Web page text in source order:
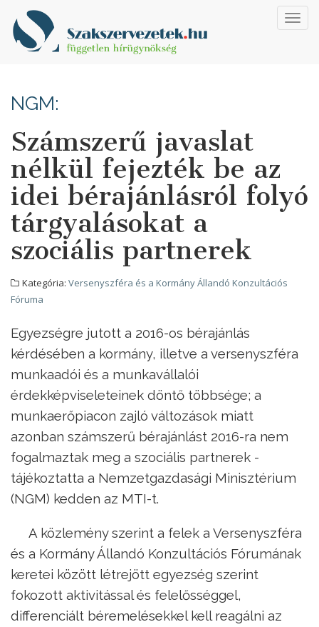
NGM:
Számszerű javaslat
nélkül fejezték be az
idei bérajánlásról folyó
tárgyalásokat a
szociális partnerek
Kategória: Versenyszféra és a Kormány Állandó Konzultációs
Fóruma
Egyezségre jutott a 2016-os bérajánlás
kérdésében a kormány, illetve a versenyszféra
munkaadói és a munkavállalói
érdekképviseleteinek döntő többsége; a
munkaerőpiacon zajló változások miatt
azonban számszerű bérajánlást 2016-ra nem
fogalmaztak meg a szociális partnerek -
tájékoztatta a Nemzetgazdasági Minisztérium
(NGM) kedden az MTI-t.
A közlemény szerint a felek a Versenyszféra
és a Kormány Állandó Konzultációs Fórumának
keretei között létrejött egyezség szerint
fokozott aktivitással és felelősséggel,
differenciált béremelésekkel kell reagálni az